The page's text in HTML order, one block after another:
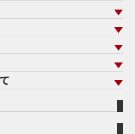
走行距離から探す
中古車から探す
よくあるご質問
バイク買取強化車両
プロテクションフィルム
現在未加入の方）
プ